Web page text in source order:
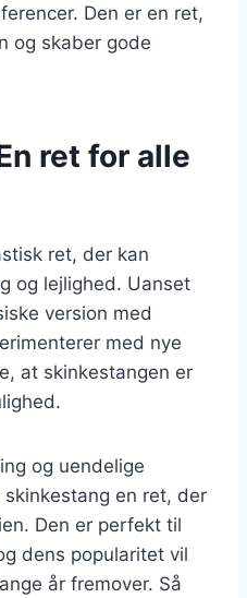
Den er en ret,
og skaber gode
ret for alle
ret, der kan
og lejlighed. Uanset
version med
med nye
at skinkestangen er
og uendelige
en ret, der
Den er perfekt til
dens popularitet vil
år fremover. Så